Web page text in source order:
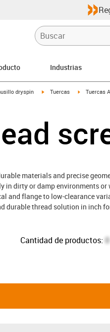
Industrias
dryspin igus-icon-arrow-right
Tuercas igus-icon-
Tuercas
materials and precise
in dirty or damp environments
and flange to low-clearance
durable thread solution in inch
Cantidad de productos: 0